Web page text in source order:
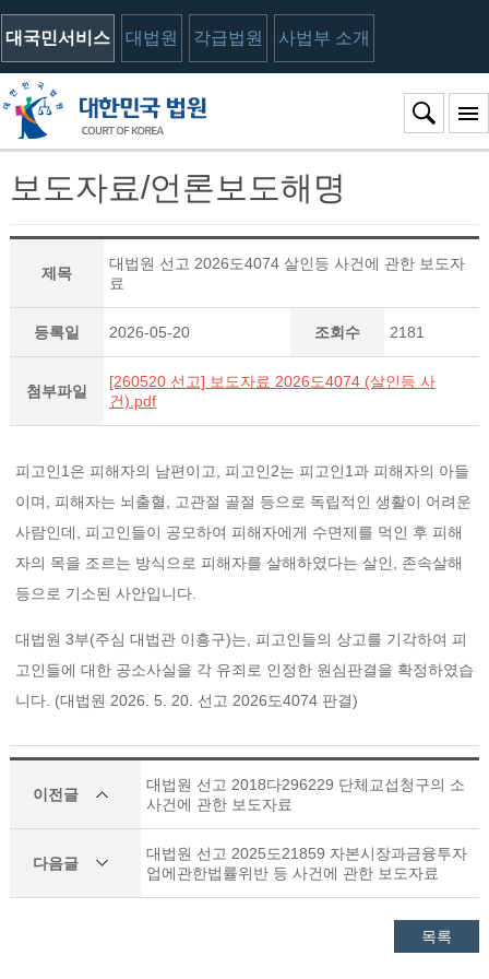
대국민서비스 대법원 각급법원 사법부 소개
보도자료/언론보도해명
제목
대법원 선고 2026도4074 살인등 사건에 관한 보도자
료
등록일 2026-05-20 조회수 2181
첨부파일
[260520 선고] 보도자료 2026도4074 (살인등 사
건).pdf
피고인1은 피해자의 남편이고, 피고인2는 피고인1과 피해자의 아들
이며, 피해자는 뇌출혈, 고관절 골절 등으로 독립적인 생활이 어려운
사람인데, 피고인들이 공모하여 피해자에게 수면제를 먹인 후 피해
자의 목을 조르는 방식으로 피해자를 살해하였다는 살인, 존속살해
등으로 기소된 사안입니다.
대법원 3부(주심 대법관 이흥구)는, 피고인들의 상고를 기각하여 피
고인들에 대한 공소사실을 각 유죄로 인정한 원심판결을 확정하였습
니다. (대법원 2026. 5. 20. 선고 2026도4074 판결)
이전글
대법원 선고 2018다296229 단체교섭청구의 소
사건에 관한 보도자료
다음글
대법원 선고 2025도21859 자본시장과금융투자
업에관한법률위반 등 사건에 관한 보도자료
목록